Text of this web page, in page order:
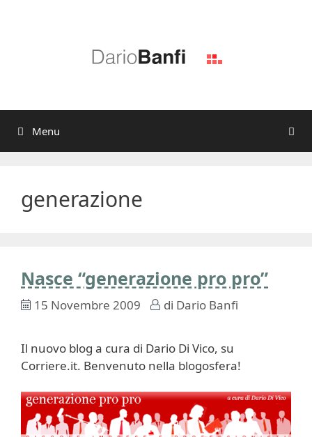
Menu
generazione
Nasce “generazione pro pro”
15 Novembre 2009 di Dario Banfi
Il nuovo blog a cura di Dario Di Vico, su
Corriere.it. Benvenuto nella blogosfera!